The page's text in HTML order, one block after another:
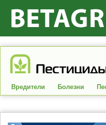
Вредители Болезни